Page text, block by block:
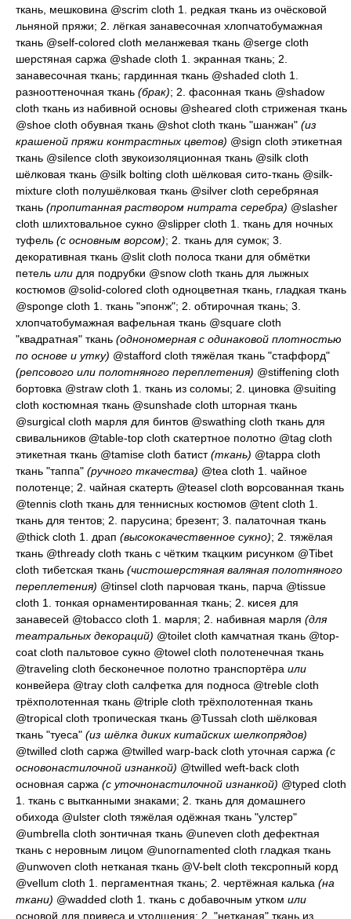
ткань, мешковина @scrim cloth 1. редкая ткань из очёсковой
льняной пряжи; 2. лёгкая занавесочная хлопчатобумажная
ткань @self-colored cloth меланжевая ткань @serge cloth
шерстяная саржа @shade cloth 1. экранная ткань; 2.
занавесочная ткань; гардинная ткань @shaded cloth 1.
разнооттеночная ткань (брак); 2. фасонная ткань @shadow
cloth ткань из набивной основы @sheared cloth стриженая ткань
@shoe cloth обувная ткань @shot cloth ткань "шанжан" (из
крашеной пряжи контрастных цветов) @sign cloth этикетная
ткань @silence cloth звукоизоляционная ткань @silk cloth
шёлковая ткань @silk bolting cloth шёлковая сито-ткань @silk-
mixture cloth полушёлковая ткань @silver cloth серебряная
ткань (пропитанная раствором нитрата серебра) @slasher
cloth шлихтовальное сукно @slipper cloth 1. ткань для ночных
туфель (с основным ворсом); 2. ткань для сумок; 3.
декоративная ткань @slit cloth полоса ткани для обмётки
петель или для подрубки @snow cloth ткань для лыжных
костюмов @solid-colored cloth одноцветная ткань, гладкая ткань
@sponge cloth 1. ткань "эпонж"; 2. обтирочная ткань; 3.
хлопчатобумажная вафельная ткань @square cloth
"квадратная" ткань (однономерная с одинаковой плотностью
по основе и утку) @stafford cloth тяжёлая ткань "стаффорд"
(репсового или полотняного переплетения) @stiffening cloth
бортовка @straw cloth 1. ткань из соломы; 2. циновка @suiting
cloth костюмная ткань @sunshade cloth шторная ткань
@surgical cloth марля для бинтов @swathing cloth ткань для
свивальников @table-top cloth скатертное полотно @tag cloth
этикетная ткань @tamise cloth батист(ткань) @tappa cloth
ткань "таппа" (ручного ткачества) @tea cloth 1. чайное
полотенце; 2. чайная скатерть @teasel cloth ворсованная ткань
@tennis cloth ткань для теннисных костюмов @tent cloth 1.
ткань для тентов; 2. парусина; брезент; 3. палаточная ткань
@thick cloth 1. драп (высококачественное сукно); 2. тяжёлая
ткань @thready cloth ткань с чётким ткацким рисунком @Tibet
cloth тибетская ткань (чистошерстяная валяная полотняного
переплетения) @tinsel cloth парчовая ткань, парча @tissue
cloth 1. тонкая орнаментированная ткань; 2. кисея для
занавесей @tobacco cloth 1. марля; 2. набивная марля (для
театральных декораций) @toilet cloth камчатная ткань @top-
coat cloth пальтовое сукно @towel cloth полотенечная ткань
@traveling cloth бесконечное полотно транспортёра или
конвейера @tray cloth салфетка для подноса @treble cloth
трёхполотенная ткань @triple cloth трёхполотенная ткань
@tropical cloth тропическая ткань @Tussah cloth шёлковая
ткань "туеса" (из шёлка диких китайских шелкопрядов)
@twilled cloth саржа @twilled warp-back cloth уточная саржа (с
основонастилочной изнанкой) @twilled weft-back cloth
основная саржа (с уточнонастилочной изнанкой) @typed cloth
1. ткань с вытканными знаками; 2. ткань для домашнего
обихода @ulster cloth тяжёлая одёжная ткань "улстер"
@umbrella cloth зонтичная ткань @uneven cloth дефектная
ткань с неровным лицом @unornamented cloth гладкая ткань
@unwoven cloth нетканая ткань @V-belt cloth тексропный корд
@vellum cloth 1. пергаментная ткань; 2. чертёжная калька (на
ткани) @wadded cloth 1. ткань с добавочным утком или
основой для привеса и утолщения; 2. "нетканая" ткань из